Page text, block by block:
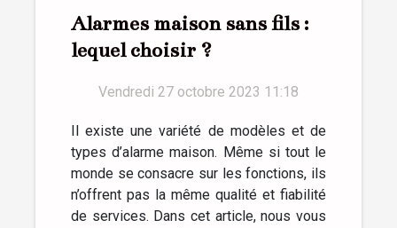
Alarmes maison sans fils :
lequel choisir ?
Vendredi 27 octobre 2023 11:18
Il existe une variété de modèles et de
types d’alarme maison. Même si tout le
monde se consacre sur les fonctions, ils
n’offrent pas la même qualité et fiabilité
de services. Dans cet article, nous vous